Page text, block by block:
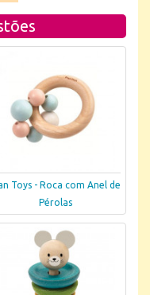
Toys - Roca com Anel de
Pérolas